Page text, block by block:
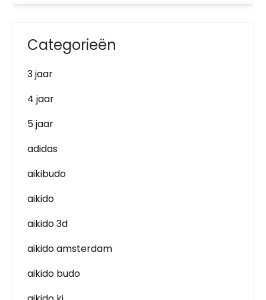
Categorieën
3 jaar
4 jaar
5 jaar
adidas
aikibudo
aikido
aikido 3d
aikido amsterdam
aikido budo